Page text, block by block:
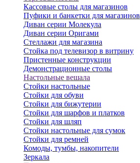
Кассовые столы для магазинов
Пуфики и банкетки для магазинов
Диван серии Молекула
Диван серии Оригами
Стеллажи для магазина
Стойка под телевизор в витрину
Пристенные конструкции
Демонстрационные столы
Настольные вешала
Стойки настольные
Стойки для обуви
Стойки для бижутерии
Стойки для шарфов и платков
Стойки для шляп
Стойки настольные для сумок
Стойки для ремней
Комоды, тумбы, накопители
Зеркала